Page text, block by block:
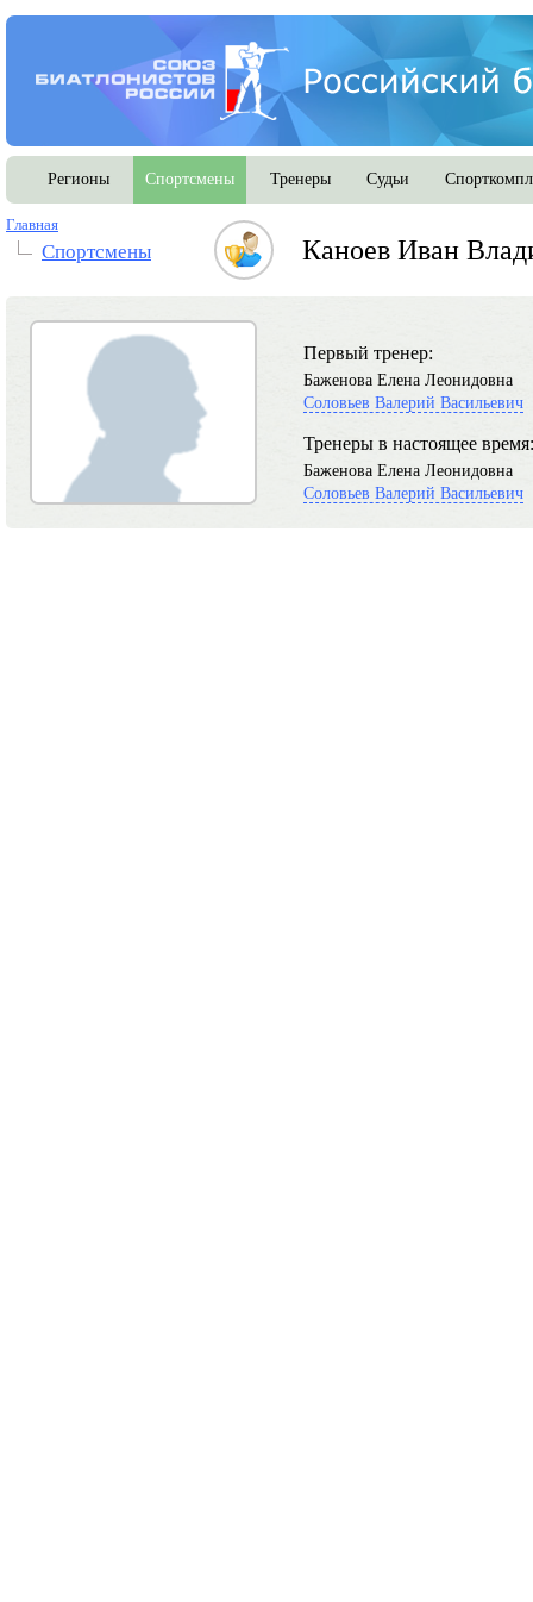
Регионы Спортсмены Тренеры Судьи
Главная
Спортсмены Каноев Иван
Первый тренер:
Баженова Елена Леонидовна
Соловьев Валерий Васильевич
Тренеры в настоящее время:
Баженова Елена Леонидовна
Соловьев Валерий Васильевич